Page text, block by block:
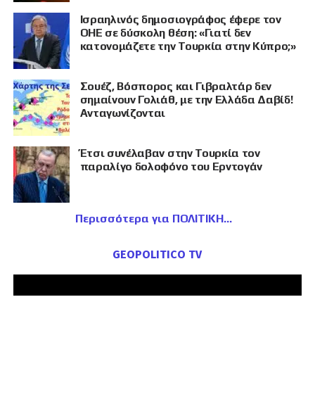
Ισραηλινός δημοσιογράφος έφερε τον
ΟΗΕ σε δύσκολη θέση: «Γιατί δεν
κατονομάζετε την Τουρκία στην Κύπρο;»
Σουέζ, Βόσπορος και Γιβραλτάρ δεν
σημαίνουν Γολιάθ, με την Ελλάδα Δαβίδ!
Ανταγωνίζονται
Έτσι συνέλαβαν στην Τουρκία τον
παραλίγο δολοφόνο του Ερντογάν
Περισσότερα για ΠΟΛΙΤΙΚΗ
GEOPOLITICO TV